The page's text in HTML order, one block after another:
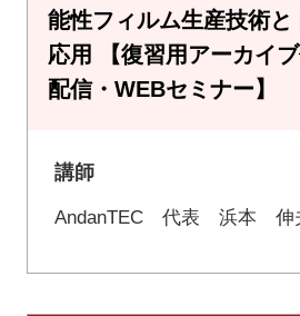
能性フィルム生産技術と
応用 【復習用アーカイ
配信・WEBセミナー】
講師
AndanTEC 代表 浜本